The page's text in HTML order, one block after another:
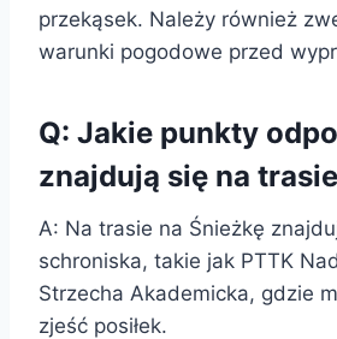
przekąsek. Należy również
warunki pogodowe przed
Q: Jakie punkty
znajdują się na
A: Na trasie na Śnieżkę
schroniska, takie jak PTTK
Strzecha Akademicka, gdzie
zjeść posiłek.